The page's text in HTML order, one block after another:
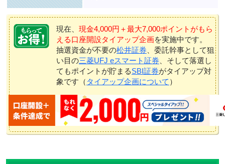
現在、 現金4,000円＋最大7,000ポイントがもら
える口座開設タイアップ企画を実施中です。
抽選資金が不要の松井証券 、委託幹事として狙
い目の三菱UFJ eスマート証券 、そして落選し
てもポイントが貯まるSBI証券がタイアップ対
象です（ タイアップ企画について ）